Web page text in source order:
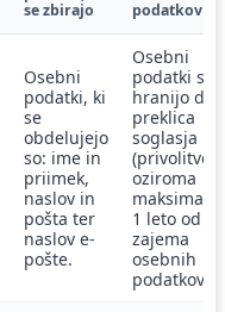
se zbirajo
podatkov
Osebni
podatki, ki
se
obdelujejo
so: ime in
priimek,
naslov in
pošta ter
naslov e-
pošte.
Osebni
podatki se
hranijo do
preklica
soglasja
(privolitve)
oziroma
1 leto od
zajema
osebnih
podatkov.